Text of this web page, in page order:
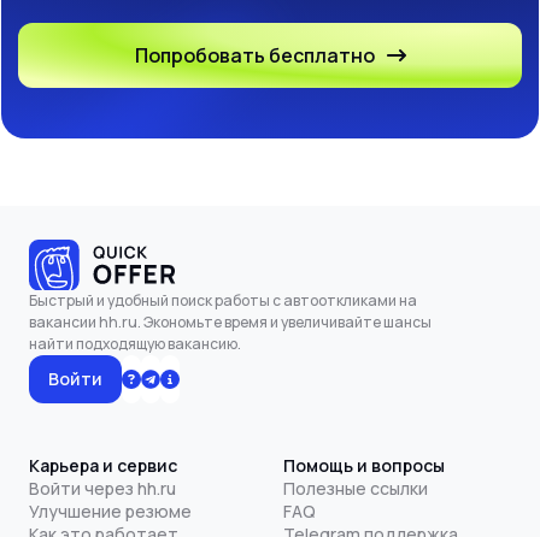
Попробовать бесплатно
Быстрый и удобный поиск работы с автооткликами на
вакансии hh.ru. Экономьте время и увеличивайте шансы
найти подходящую вакансию.
Войти
Карьера и сервис
Войти через hh.ru
Улучшение резюме
Помощь и вопросы
Полезные ссылки
FAQ